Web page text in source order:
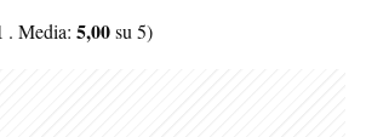
. Media: 5,00su 5)